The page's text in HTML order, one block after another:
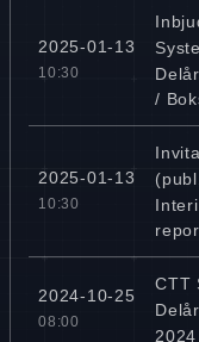
2025-01-13
10:30
/
2025-01-13
10:30
2024-10-25
08:00
CTT
2024